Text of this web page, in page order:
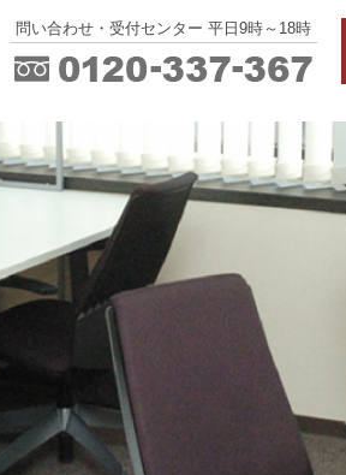
問い合わせ・受付センター 平日9時～18時